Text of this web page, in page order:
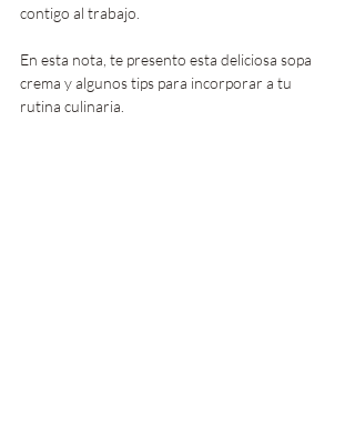
contigo al trabajo.
En esta nota, te presento esta deliciosa sopa
crema y algunos tips para incorporar a tu
rutina culinaria.